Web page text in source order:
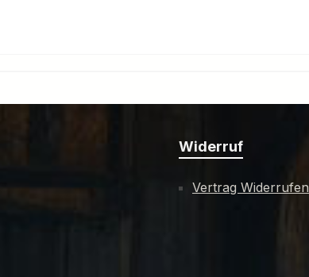
Widerruf
Vertrag Widerrufen